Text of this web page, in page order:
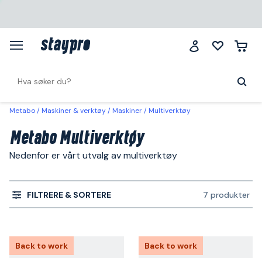
Metabo Maskiner & verktøy Maskiner Multiverktøy
Metabo Multiverktøy
Nedenfor er vårt utvalg av multiverktøy
FILTRERE & SORTERE 7 produkter
Back to work
Back to work